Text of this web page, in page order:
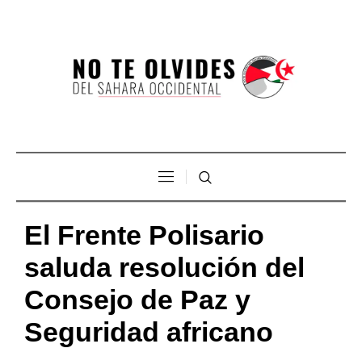
El Frente Polisario
saluda resolución del
Consejo de Paz y
Seguridad africano